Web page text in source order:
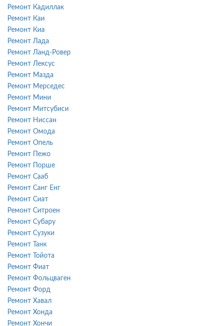
Ремонт Кадиллак
Ремонт Каи
Ремонт Киа
Ремонт Лада
Ремонт Ланд-Ровер
Ремонт Лексус
Ремонт Мазда
Ремонт Мерседес
Ремонт Мини
Ремонт Митсубиси
Ремонт Ниссан
Ремонт Омода
Ремонт Опель
Ремонт Пежо
Ремонт Порше
Ремонт Сааб
Ремонт Санг Енг
Ремонт Сиат
Ремонт Ситроен
Ремонт Субару
Ремонт Сузуки
Ремонт Танк
Ремонт Тойота
Ремонт Фиат
Ремонт Фольцваген
Ремонт Форд
Ремонт Хавал
Ремонт Хонда
Ремонт Хончи